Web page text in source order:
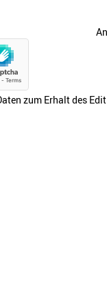
zum Erhalt des